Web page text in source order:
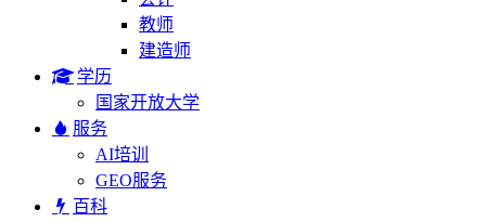
教师
建造师
学历
国家开放大学
服务
AI培训
GEO服务
百科